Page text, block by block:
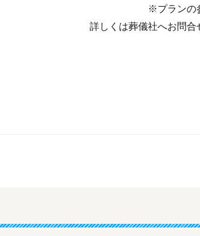
※プランの
詳しくは葬儀社へお問合